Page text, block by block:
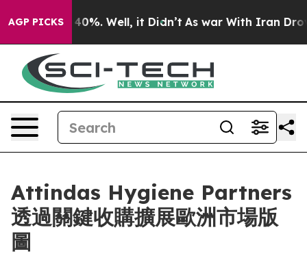
AGP PICKS
Around 40%. Well, it Didn’t As war With Iran Drove
Attindas Hygiene Partners
透過關鍵收購擴展歐洲市場版
圖